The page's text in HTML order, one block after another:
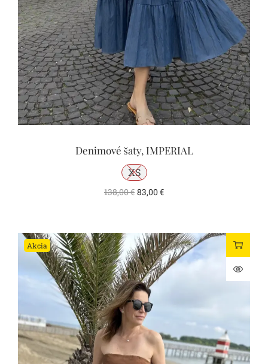
Denimové šaty, IMPERIAL
XS
138,00€ 83,00€
Akcia